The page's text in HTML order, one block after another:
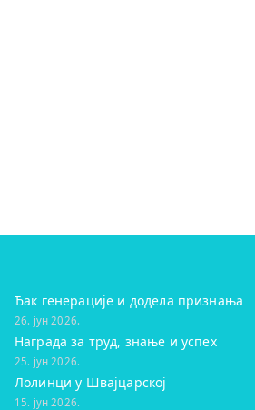
Ђак генерације и додела признања
26. јун 2026.
Награда за труд, знање и успех
25. јун 2026.
Лолинци у Швајцарској
15. јун 2026.